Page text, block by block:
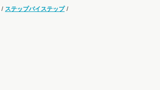
/ ステップバイステップ /